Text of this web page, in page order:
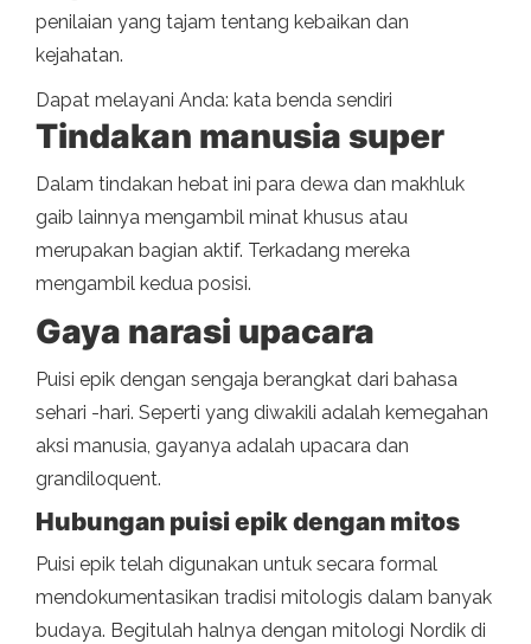
penilaian yang tajam tentang kebaikan dan
kejahatan.
Dapat melayani Anda: kata benda sendiri
Tindakan manusia super
Dalam tindakan hebat ini para dewa dan makhluk
gaib lainnya mengambil minat khusus atau
merupakan bagian aktif. Terkadang mereka
mengambil kedua posisi.
Gaya narasi upacara
Puisi epik dengan sengaja berangkat dari bahasa
sehari -hari. Seperti yang diwakili adalah kemegahan
aksi manusia, gayanya adalah upacara dan
grandiloquent.
Hubungan puisi epik dengan mitos
Puisi epik telah digunakan untuk secara formal
mendokumentasikan tradisi mitologis dalam banyak
budaya. Begitulah halnya dengan mitologi Nordik di